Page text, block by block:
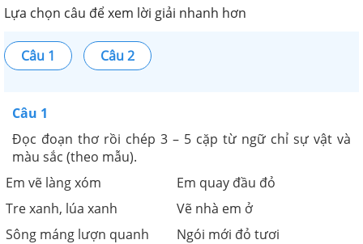
Lựa chọn câu để xem lời giải nhanh hơn
Câu 1 Câu 2
Câu 1
Đọc đoạn thơ rồi chép 3 – 5 cặp từ ngữ chỉ sự vật và
màu sắc (theo mẫu).
Em vẽ làng xóm
Tre xanh, lúa xanh
Sông máng lượn quanh
Em quay đầu đỏ
Vẽ nhà em ở
Ngói mới đỏ tươi